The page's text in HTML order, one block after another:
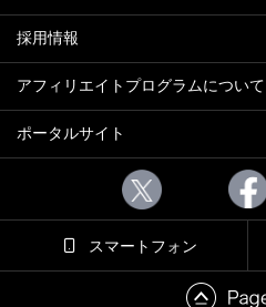
採用情報
アフィリエイトプログラムについて
ポータルサイト
スマートフォン